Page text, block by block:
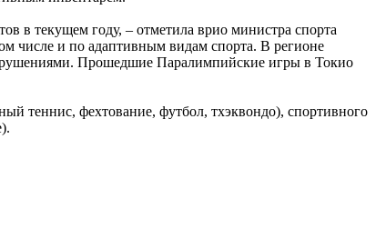
в текущем году, – отметила врио министра спорта
числе и по адаптивным видам спорта. В регионе
Прошедшие Паралимпийские игры в Токио
теннис, фехтование, футбол, тхэквондо), спортивного